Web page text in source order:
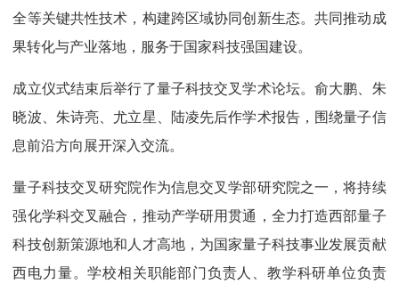
全等关键共性技术，构建跨区域协同创新生态。共同推动成
果转化与产业落地，服务于国家科技强国建设。
成立仪式结束后举行了量子科技交叉学术论坛。俞大鹏、朱
晓波、朱诗亮、尤立星、陆凌先后作学术报告，围绕量子信
息前沿方向展开深入交流。
量子科技交叉研究院作为信息交叉学部研究院之一，将持续
强化学科交叉融合，推动产学研用贯通，全力打造西部量子
科技创新策源地和人才高地，为国家量子科技事业发展贡献
西电力量。学校相关职能部门负责人、教学科研单位负责